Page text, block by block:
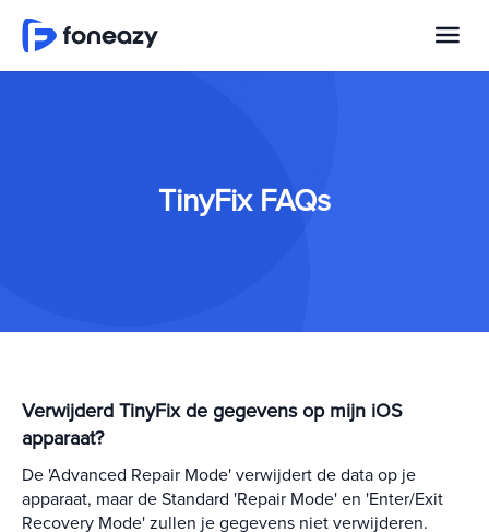
TinyFix FAQs
Verwijderd TinyFix de gegevens op mijn iOS
apparaat?
De 'Advanced Repair Mode' verwijdert de data op je
apparaat, maar de Standard 'Repair Mode' en 'Enter/Exit
Recovery Mode' zullen je gegevens niet verwijderen.